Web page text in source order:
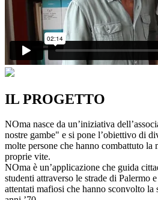
IL PROGETTO
NOma nasce da un’iniziativa
nostre gambe" e si pone l’obiettivo di
molte persone che hanno combattuto la
proprie vite.
NOma è un’applicazione che guida
studenti attraverso le strade di Palermo
attentati mafiosi che hanno sconvolto la